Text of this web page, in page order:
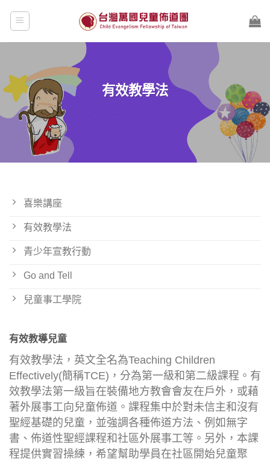
有效教學法
喜樂講座
有效教學法
青少年宣教行動
Go and Tell
兒童事工學院
有效教導兒童
有效教學法，英文全名為Teaching Children
Effectively(簡稱TCE)，分為第一級和第二級課程。有
效教學法第一級旨在裝備地方教會會友在戶外，或藉
著外展事工向兒童佈道。課程集中於對未信主和沒有
聖經基礎的兒童，並強調各種佈道方法、例如無字
書、佈道性聖經課程和社區外展事工等。另外，本課
程提供實習操練，希望幫助學員在社區開始兒童聚